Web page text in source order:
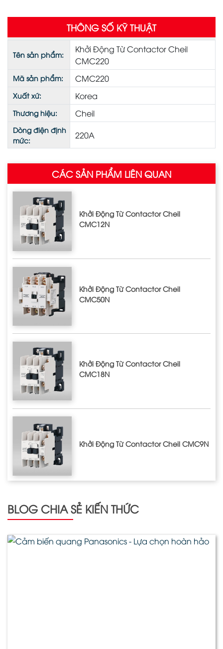
THÔNG SỐ KỸ THUẬT
Tên sản phẩm:
Khởi Động Từ Contactor Cheil
CMC220
Mã sản phẩm: CMC220
Xuất xứ: Korea
Thương hiệu: Cheil
Dòng điện định
mức:
220A
CÁC SẢN PHẨM LIÊN QUAN
Khởi Động Từ Contactor Cheil
CMC12N
Khởi Động Từ Contactor Cheil
CMC50N
Khởi Động Từ Contactor Cheil
CMC18N
Khởi Động Từ Contactor Cheil CMC9N
BLOG CHIA SẺ KIẾN THỨC